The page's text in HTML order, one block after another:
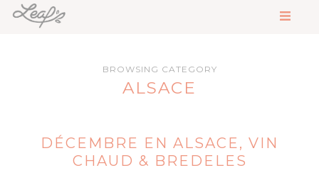
BROWSING CATEGORY
ALSACE
DÉCEMBRE EN ALSACE, VIN
CHAUD & BREDELES